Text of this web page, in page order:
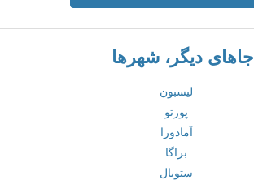
جاهای دیگر، شهرها
لیسبون
پورتو
آمادورا
براگا
ستوبال